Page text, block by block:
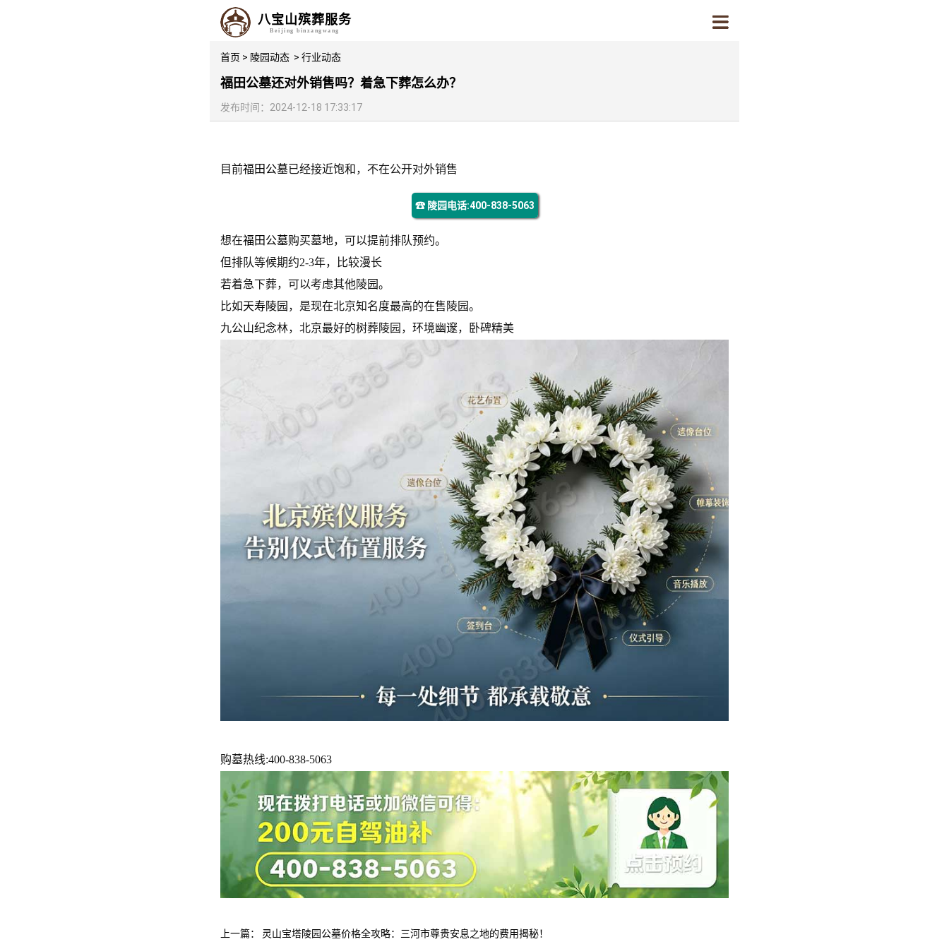
八宝山殡葬服务
Beijing binzangwang
首页 > 陵园动态 > 行业动态
福田公墓还对外销售吗？着急下葬怎么办？
发布时间：2024-12-18 17:33:17
目前福田公墓已经接近饱和，不在公开对外销售
☎ 陵园电话:400-838-5063
想在福田公墓购买墓地，可以提前排队预约。
但排队等候期约2-3年，比较漫长
若着急下葬，可以考虑其他陵园。
比如天寿陵园 ，是现在北京知名度最高的在售陵园。
九公山纪念林，北京最好的树葬陵园，环境幽邃，卧碑精美
购墓热线:400-838-5063
上一篇： 灵山宝塔陵园公墓价格全攻略：三河市尊贵安息之地的费用揭秘！